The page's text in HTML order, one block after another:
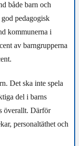
både barn och
pedagogisk
kommunerna i
av barngrupperna
Det ska inte spela
del i barns
överallt. Därför
personaltäthet och